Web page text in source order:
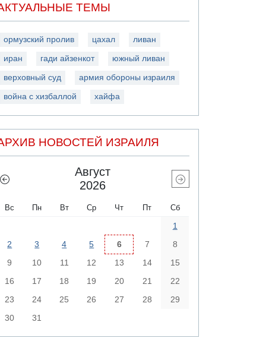
ТЕМЫ
ормузский пролив цахал ливан
иран гади айзенкот южный ливан
верховный суд армия обороны израиля
война с хизбаллой хайфа
НОВОСТЕЙ ИЗРАИЛЯ
Август
2026
Вс Пн Вт Ср Чт Пт Сб
1
2
3 4 5 6 7
8
9
10 11 12 13 14
15
16
17 18 19 20 21
22
23
24 25 26 27 28
29
30
31